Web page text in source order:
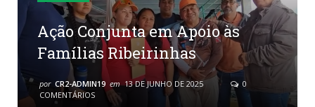
Ação Conjunta em Apoio às
Famílias Ribeirinhas
por CR2-ADMIN19 em 13 DE JUNHO DE 2025
0
COMENTÁRIOS